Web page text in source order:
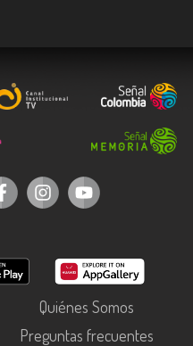
Quiénes Somos
Preguntas frecuentes